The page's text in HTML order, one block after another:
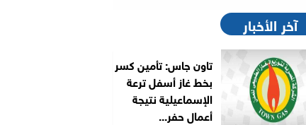
آخر الأخبار
تاون جاس: تأمين كسر
بخط غاز أسفل ترعة
الإسماعيلية نتيجة
أعمال حفر...